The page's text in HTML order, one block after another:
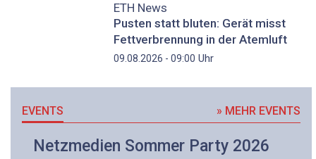
ETH News
Pusten statt bluten: Gerät misst
Fettverbrennung in der Atemluft
09.08.2026 - 09:00 Uhr
EVENTS » MEHR EVENTS
Netzmedien Sommer Party 2026